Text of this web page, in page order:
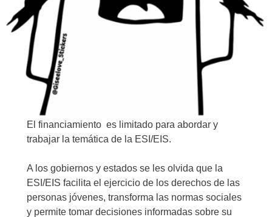
El financiamiento es limitado para abordar y
trabajar la temática de la ESI/EIS.
A los gobiernos y estados se les olvida que la
ESI/EIS facilita el ejercicio de los derechos de las
personas jóvenes, transforma las normas sociales
y permite tomar decisiones informadas sobre su